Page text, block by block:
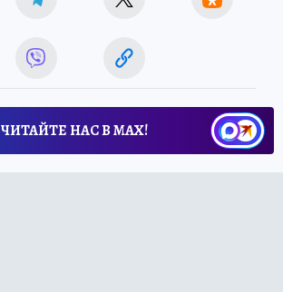
ЧИТАЙТЕ НАС В МАХ!